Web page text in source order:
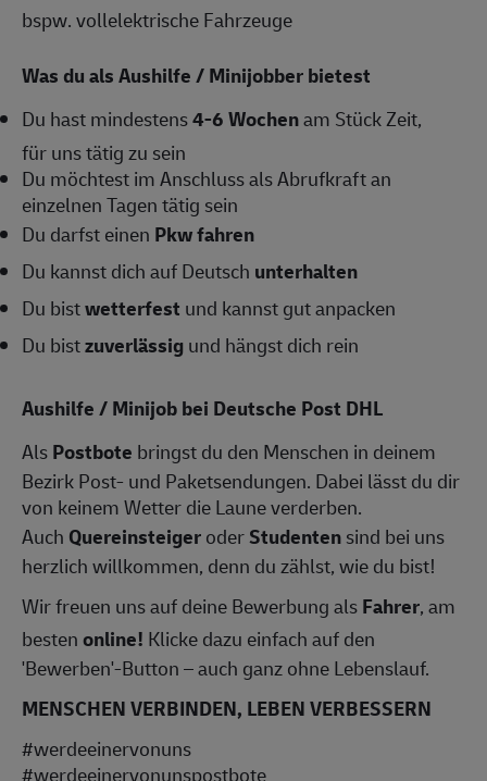
bspw. vollelektrische Fahrzeuge
Was du als Aushilfe / Minijobber bietest
Du hast mindestens4-6Wochenam Stück Zeit,
für uns tätig zu sein
Du möchtest im Anschluss als Abrufkraft an
einzelnen Tagen tätig sein
Du darfst einen Pkw fahren
Du kannst dich auf Deutsch unterhalten
Du bistwetterfest und kannst gut anpacken
Du bistzuverlässigund hängst dich rein
Aushilfe / Minijob bei Deutsche Post DHL
AlsPostbote bringst du den Menschen in deinem
Bezirk Post- und Paketsendungen. Dabei lässt du dir
von keinem Wetter die Laune verderben.
Auch QuereinsteigeroderStudentensind bei uns
herzlich willkommen, denn du zählst, wie du bist!
Wir freuen uns auf deine Bewerbung alsFahrer, am
bestenonline! Klicke dazu einfach auf den
'Bewerben'-Button – auch ganz ohne Lebenslauf.
MENSCHEN VERBINDEN, LEBEN VERBESSERN
#werdeeinervonuns
#werdeeinervonunspostbote